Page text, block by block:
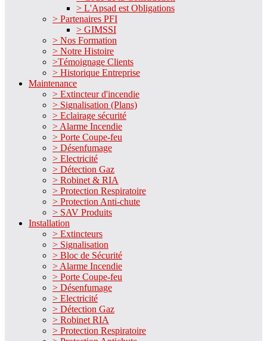
> L'Apsad est Obligations
> Partenaires PFI
> GIMSSI
> Nos Formation
> Notre Histoire
>Témoignage Clients
> Historique Entreprise
Maintenance
> Extincteur d'incendie
> Signalisation (Plans)
> Eclairage sécurité
> Alarme Incendie
> Porte Coupe-feu
> Désenfumage
> Electricité
> Détection Gaz
> Robinet & RIA
> Protection Respiratoire
> Protection Anti-chute
> SAV Produits
Installation
> Extincteurs
> Signalisation
> Bloc de Sécurité
> Alarme Incendie
> Porte Coupe-feu
> Désenfumage
> Electricité
> Détection Gaz
> Robinet RIA
> Protection Respiratoire